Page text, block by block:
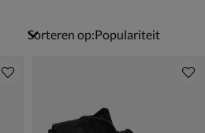
Sorteren op: